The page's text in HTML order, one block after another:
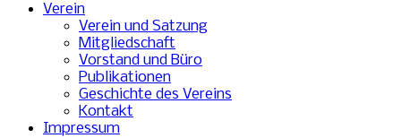
Verein
Verein und Satzung
Mitgliedschaft
Vorstand und Büro
Publikationen
Geschichte des Vereins
Kontakt
Impressum